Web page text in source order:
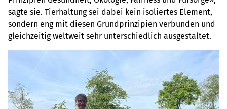
sagte sie. Tierhaltung sei dabei kein isoliertes Element,
sondern eng mit diesen Grundprinzipien verbunden und
gleichzeitig weltweit sehr unterschiedlich ausgestaltet.